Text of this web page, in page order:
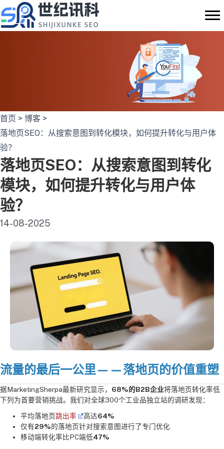
至
内
首页 > 博客 >
落地页SEO：从搜索意图到转化模块，如何提升转化与用户体
验？
落地页SEO：从搜索意图到转化
模块，如何提升转化与用户体
验？
14-08-2025
流量的最后一公里——落地页的价值重塑
据MarketingSherpa最新研究显示， 68%的B2B企业将落地页转化率低
下列为首要营销挑战。我们对全球300个工业品独立站的调研发现：
平均落地页跳出率 高达64%
仅有29%的落地页针对搜索意图进行了专门优化
移动端转化率比PC端低47%